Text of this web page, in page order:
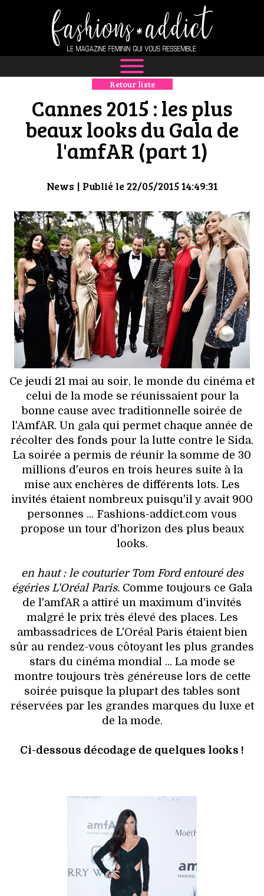
NEWS
MODE
LUXE
DÉFILÉS
BOUTIQUE
CULTURE
HIGH TECH
MAISON
AUTO
LIEUX TENDANCES
BEAUTÉ
MODE DE RUE
JEUNES CRÉATEURS
HISTOIRE DES MARQUES
DÉCO
VOYAGES & LOISIRS
Retour liste
Cannes 2015 : les plus
beaux looks du Gala de
l'amfAR (part 1)
News | Publié le 22/05/2015 14:49:31
Ce jeudi 21 mai au soir, le monde du cinéma et
celui de la mode se réunissaient pour la
bonne cause avec traditionnelle soirée de
l'AmfAR. Un gala qui permet chaque année de
récolter des fonds pour la lutte contre le Sida.
La soirée a permis de réunir la somme de 30
millions d'euros en trois heures suite à la
mise aux enchères de différents lots. Les
invités étaient nombreux puisqu'il y avait 900
personnes ... Fashions-addict.com vous
propose un tour d'horizon des plus beaux
looks.
en haut : le couturier Tom Ford entouré des
égéries L'Oréal Paris. Comme toujours ce Gala
de l'amfAR a attiré un maximum d'invités
malgré le prix très élevé des places. Les
ambassadrices de L'Oréal Paris étaient bien
sûr au rendez-vous côtoyant les plus grandes
stars du cinéma mondial ... La mode se
montre toujours très généreuse lors de cette
soirée puisque la plupart des tables sont
réservées par les grandes marques du luxe et
de la mode.
Ci-dessous décodage de quelques looks !